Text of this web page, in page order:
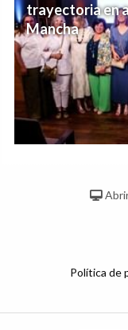
trayectoria en
Mancha
Política de